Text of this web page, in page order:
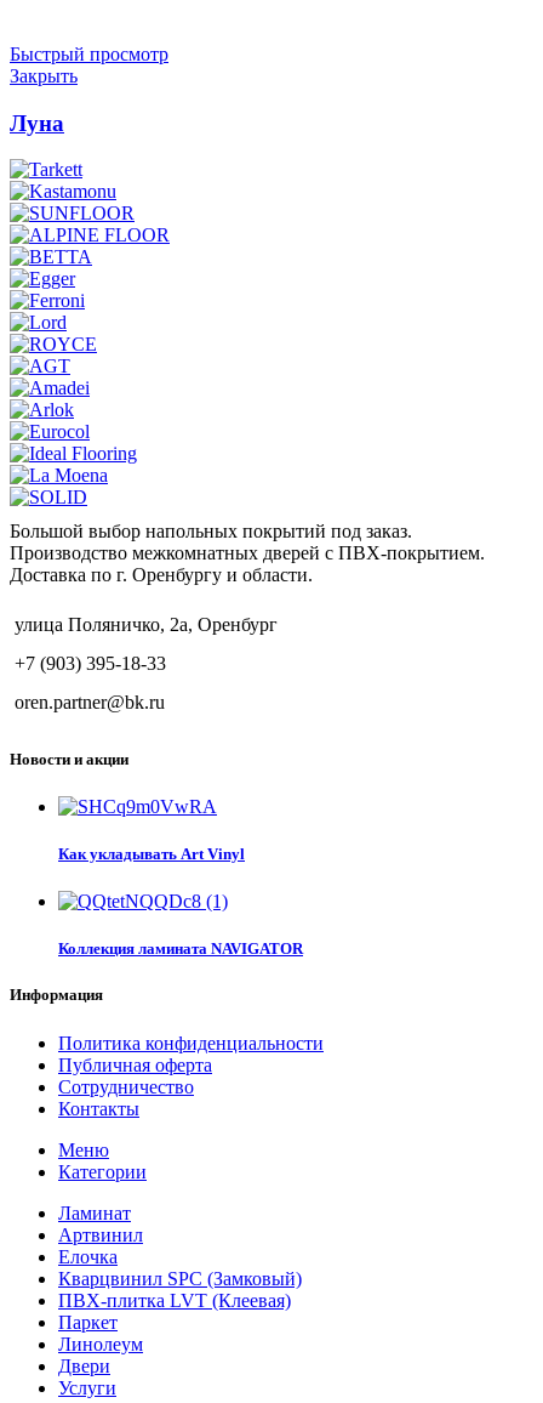
Быстрый просмотр
Закрыть
Луна
Большой выбор напольных покрытий под заказ.
Производство межкомнатных дверей с ПВХ-покрытием.
Доставка по г. Оренбургу и области.
улица Поляничко, 2а, Оренбург
+7 (903) 395-18-33
oren.partner@bk.ru
Новости и акции
Как укладывать Art Vinyl
Коллекция ламината NAVIGATOR
Информация
Политика конфиденциальности
Публичная оферта
Сотрудничество
Контакты
Меню
Категории
Ламинат
Артвинил
Елочка
Кварцвинил SPC (Замковый)
ПВХ-плитка LVT (Клеевая)
Паркет
Линолеум
Двери
Услуги